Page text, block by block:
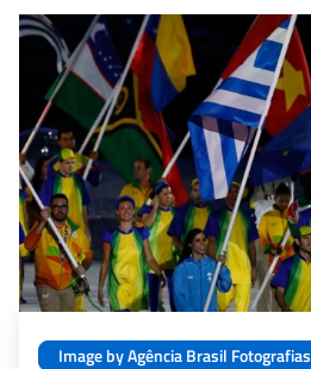
Image by Agência Brasil Fotografias